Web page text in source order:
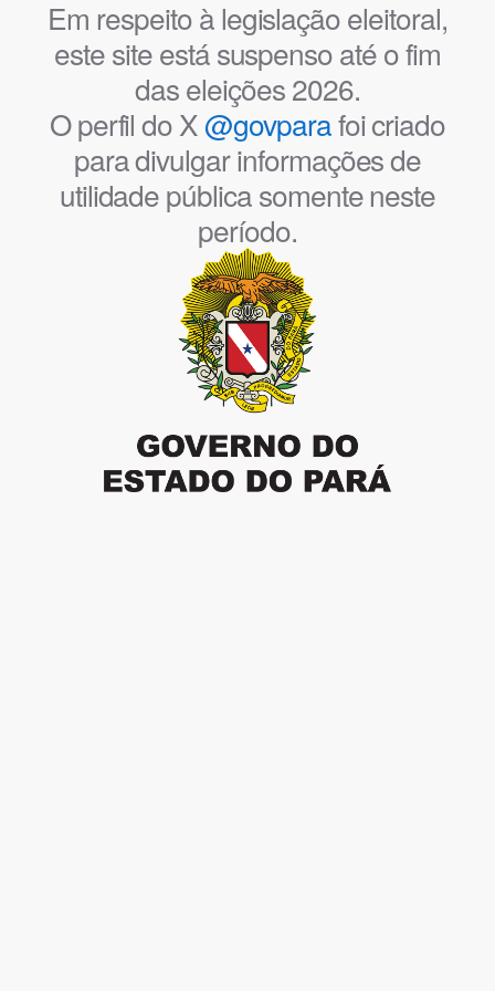
Em respeito à legislação eleitoral,
este site está suspenso até o fim
das eleições 2026.
O perfil do X@govparafoi criado
para divulgar informações de
utilidade pública somente neste
período.